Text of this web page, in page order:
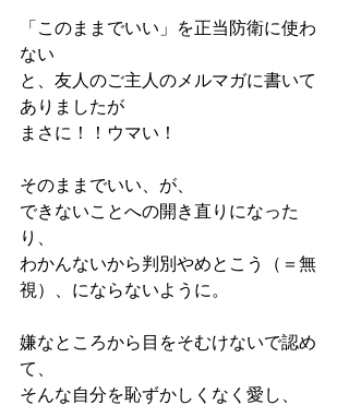
「このままでいい」を正当防衛に使わ
ない
と、友人のご主人のメルマガに書いて
ありましたが
まさに！！ウマい！
そのままでいい、が、
できないことへの開き直りになった
り、
わかんないから判別やめとこう（＝無
視）、にならないように。
嫌なところから目をそむけないで認め
て、
そんな自分を恥ずかしくなく愛し、